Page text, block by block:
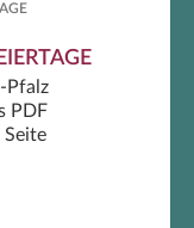
Pfalz
PDF
Seite